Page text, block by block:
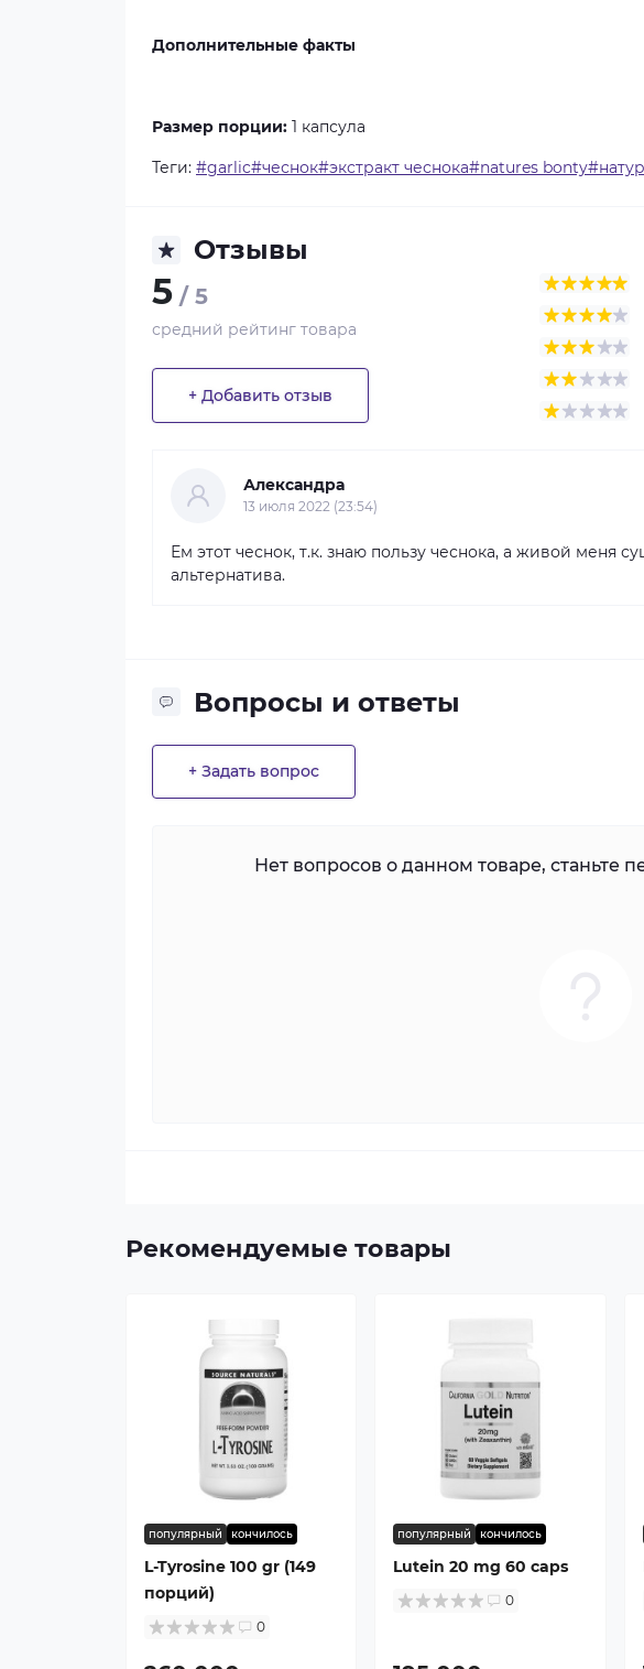
Дополнительные факты
Размер порции: 1 капсула
Теги: #garlic#чеснок#экстракт чеснока#natures
Отзывы
5 / 5
средний рейтинг товара
+ Добавить отзыв
Александра
13 июля 2022 (23:54)
Ем этот чеснок, т.к. знаю пользу чеснока, а живой меня
альтернатива.
Вопросы и ответы
+ Задать вопрос
Нет вопросов о данном товаре, станьте
Рекомендуемые товары
популярный кончилось
L-Tyrosine 100 gr (149
порций)
0
популярный кончилось
Lutein 20 mg 60 caps
0